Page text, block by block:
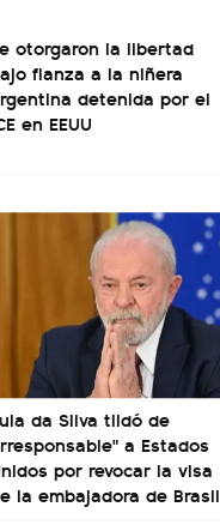
otorgaron la libertad
fianza a la niñera
detenida por el
en EEUU
da Silva tildó de
a Estados
por revocar la visa
la embajadora de Brasil